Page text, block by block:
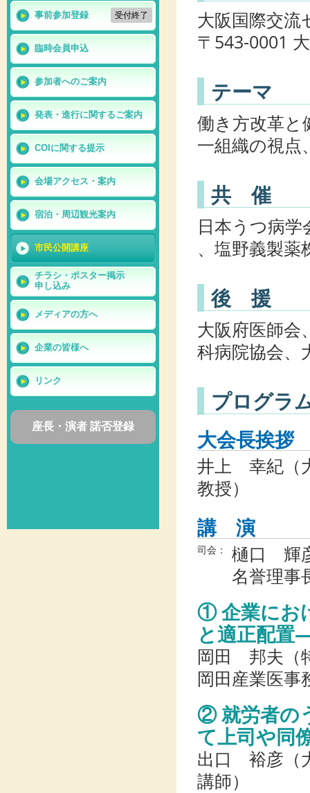
事前参加登録 受付終了
臨時会員申込
参加者へのご案内
発表・進行に関するご案内
COIに関する提示
会場アクセス・案内
宿泊・周辺観光案内
市民公開講座
チラシ・ポスター掲示
申し込み
メディアの方へ
企業の皆様へ
リンク
座長・演者 諾否登録
大阪国際交流
〒543-0001
テーマ
働き方改革と
一組織の視
共 催
日本うつ病学
、塩野義製薬
後 援
大阪府医師会
科病院協会、
プログラ
大会長挨拶
井上 幸紀（
教授）
講 演
司会：
樋口 輝
名誉理事
① 企業にお
と適正配置
岡田 邦夫（
岡田産業医事
② 就労者の
て上司や同
出口 裕彦（
講師）